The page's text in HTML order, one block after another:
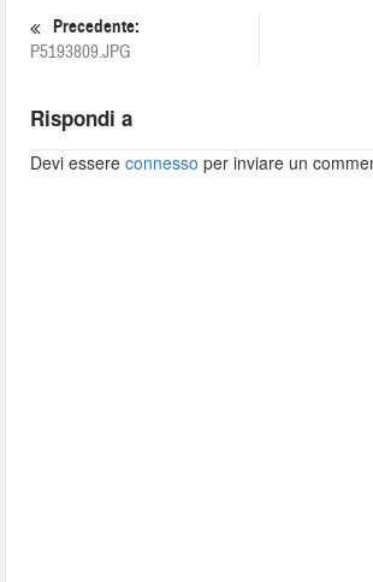
Precedente:
P5193809.JPG
Rispondi a
Devi essereconnesso per inviare un